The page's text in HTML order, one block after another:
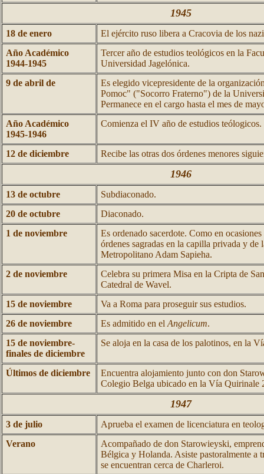
1945
18 de enero
El ejército ruso libera a Cracovia de los
Año Académico
1944-1945
Tercer año de estudios teológicos en la
Universidad Jagelónica.
9 de abril de
Es elegido vicepresidente de la
Pomoc" ("Socorro Fraterno") de la
Permanece en el cargo hasta el mes de
Año Académico
1945-1946
Comienza el IV año de estudios teólogicos.
12 de diciembre Recibe las otras dos órdenes menores
1946
13 de octubre
Subdiaconado.
20 de octubre
Diaconado.
1 de noviembre
Es ordenado sacerdote. Como en
órdenes sagradas en la capilla privada y
Metropolitano Adam Sapieha.
2 de noviembre
Celebra su primera Misa en la Cripta de
Catedral de Wavel.
15 de noviembre
Va a Roma para proseguir sus estudios.
26 de noviembre
Es admitido en el Angelicum.
15 de noviembre-
finales de diciembre
Se aloja en la casa de los palotinos, en la
Últimos de diciembre
Encuentra alojamiento junto con don
Colegio Belga ubicado en la Vía Quirinale
1947
3 de julio
Aprueba el examen de licenciatura en
Verano
Acompañado de don Starowieyski,
Bélgica y Holanda. Asiste pastoralmente a
se encuentran cerca de Charleroi.